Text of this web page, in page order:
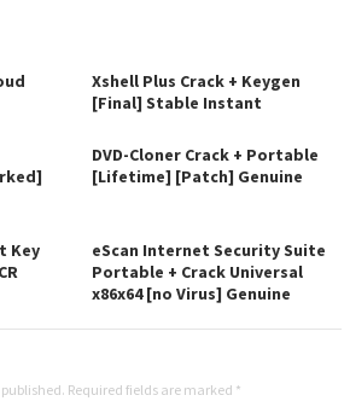
Xshell Plus Crack + Keygen
[Final] Stable Instant
DVD-Cloner Crack + Portable
[Lifetime] [Patch] Genuine
Key
eScan Internet Security Suite
Portable + Crack Universal
x86x64 [no Virus] Genuine
Required fields are marked *